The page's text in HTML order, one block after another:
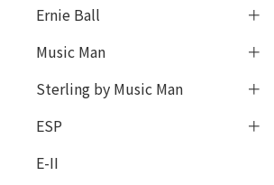
Ernie Ball
Music Man
Sterling by Music Man
ESP
E-II